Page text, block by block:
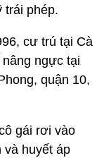
trái phép.
cư trú tại Cà
ngực tại
quận 10,
gái rơi vào
và huyết áp